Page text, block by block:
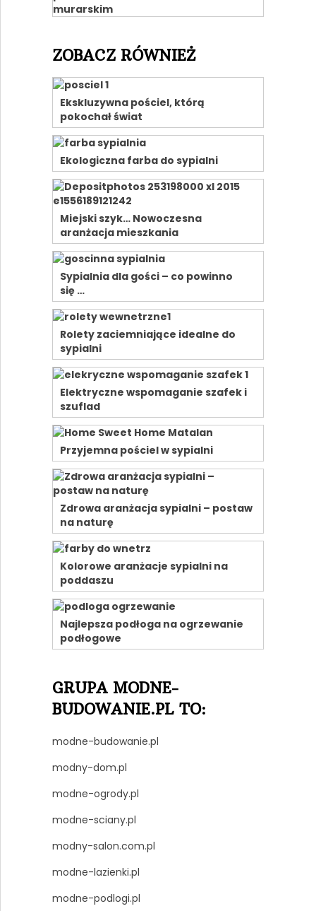
ZOBACZ RÓWNIEŻ
Ekskluzywna pościel, którą
pokochał świat
Ekologiczna farba do sypialni
Miejski szyk… Nowoczesna
aranżacja mieszkania
Sypialnia dla gości – co powinno
się …
Rolety zaciemniające idealne do
sypialni
Elektryczne wspomaganie szafek i
szuflad
Przyjemna pościel w sypialni
Zdrowa aranżacja sypialni – postaw
na naturę
Kolorowe aranżacje sypialni na
poddaszu
Najlepsza podłoga na ogrzewanie
podłogowe
GRUPA MODNE-
BUDOWANIE.PL TO:
modne-budowanie.pl
modny-dom.pl
modne-ogrody.pl
modne-sciany.pl
modny-salon.com.pl
modne-lazienki.pl
modne-podlogi.pl